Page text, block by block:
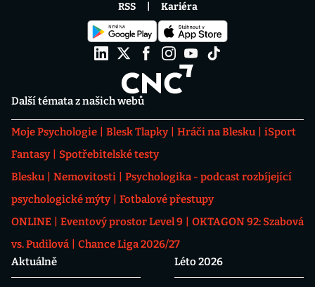
Další témata z našich webů
Moje Psychologie Blesk Tlapky Hráči na Blesku
iSport
Fantasy
Spotřebitelské testy
Blesku
Nemovitosti
Psychologika - podcast rozbíjející
psychologické mýty
Fotbalové přestupy
ONLINE
Eventový prostor Level 9
OKTAGON 92: Szabová
vs. Pudilová
Chance Liga 2026/27
Aktuálně
Léto 2026
RSS Kariéra